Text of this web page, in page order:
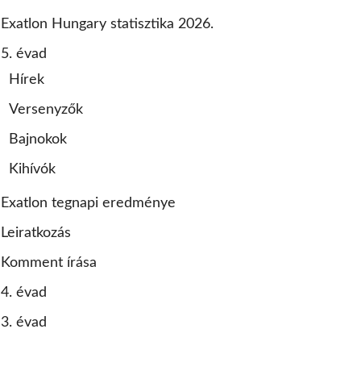
Exatlon Hungary statisztika 2026.
5. évad
Hírek
Versenyzők
Bajnokok
Kihívók
Exatlon tegnapi eredménye
Leiratkozás
Komment írása
4. évad
3. évad